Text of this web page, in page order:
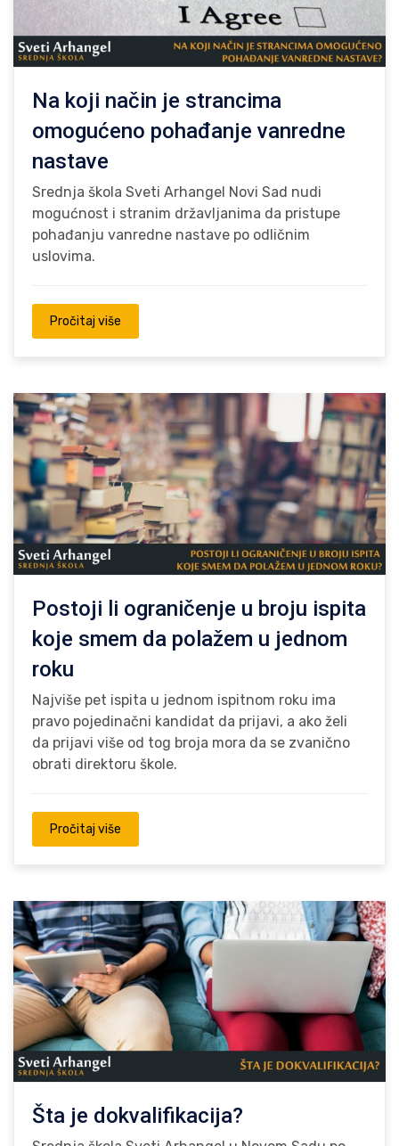
Na koji način je strancima
omogućeno pohađanje vanredne
nastave
Srednja škola Sveti Arhangel Novi Sad nudi
mogućnost i stranim državljanima da pristupe
pohađanju vanredne nastave po odličnim
uslovima.
Pročitaj više
Postoji li ograničenje u broju ispita
koje smem da polažem u jednom
roku
Najviše pet ispita u jednom ispitnom roku ima
pravo pojedinačni kandidat da prijavi, a ako želi
da prijavi više od tog broja mora da se zvanično
obrati direktoru škole.
Pročitaj više
Šta je dokvalifikacija?